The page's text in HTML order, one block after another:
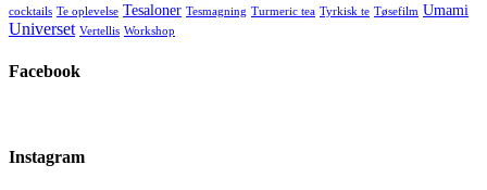
cocktails Te oplevelse Tesaloner Tesmagning Turmeric tea Tyrkisk te Tøsefilm Umami
Universet Vertellis Workshop
Facebook
Instagram